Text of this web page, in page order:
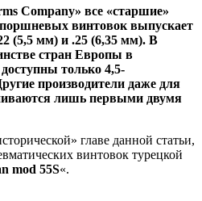
Company» все «старшие»
винтовок выпускает
(5,5 мм) и .25 (6,35 мм). В
стран Европы в
только 4,5-
производители даже для
лишь первыми двумя
главе данной статьи,
винтовок турецкой
mod 55S«.